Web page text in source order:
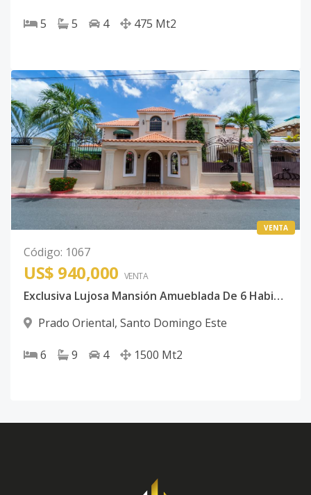
5 5 4 475 Mt2
VENTA
Código: 1067
US$ 940,000 VENTA
Exclusiva Lujosa Mansión Amueblada De 6 Habitaciones Ubicada En Prado Oriental
Prado Oriental, Santo Domingo Este
6 9 4 1500 Mt2